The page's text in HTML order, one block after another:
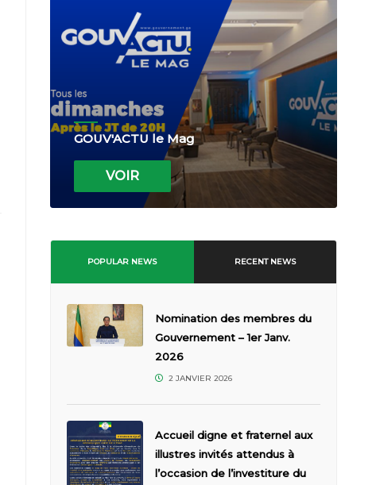
GOUV'ACTU le Mag
VOIR
POPULAR NEWS RECENT NEWS
Nomination des membres du
Gouvernement – 1er Janv.
2026
2 JANVIER 2026
Accueil digne et fraternel aux
illustres invités attendus à
l’occasion de l’investiture du